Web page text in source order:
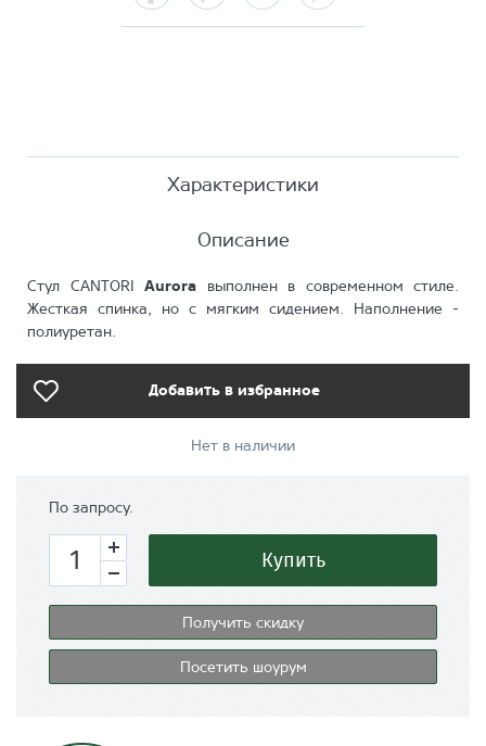
Характеристики
Описание
Стул CANTORI Aurora выполнен в современном стиле.
Жесткая спинка, но с мягким сидением. Наполнение -
полиуретан.
Добавить в избранное
Нет в наличии
По запросу.
Купить
Получить скидку
Посетить шоурум